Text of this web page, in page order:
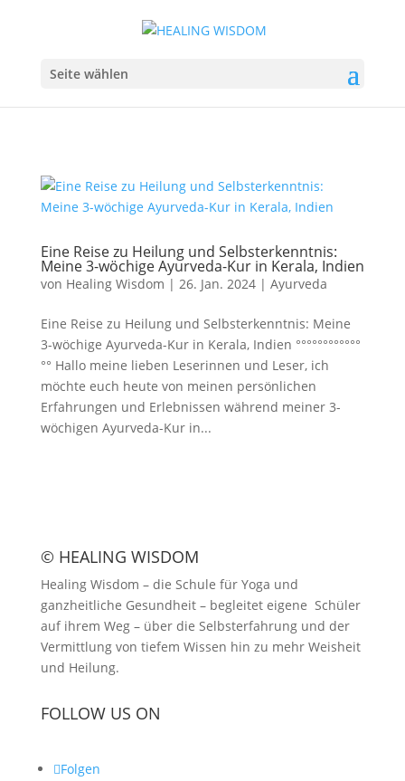
Seite wählen
Eine Reise zu Heilung und Selbsterkenntnis:
Meine 3-wöchige Ayurveda-Kur in Kerala, Indien
von Healing Wisdom | 26. Jan. 2024| Ayurveda
Eine Reise zu Heilung und Selbsterkenntnis: Meine
3-wöchige Ayurveda-Kur in Kerala, Indien °°°°°°°°°°°°
°° Hallo meine lieben Leserinnen und Leser, ich
möchte euch heute von meinen persönlichen
Erfahrungen und Erlebnissen während meiner 3-
wöchigen Ayurveda-Kur in...
© HEALING WISDOM
Healing Wisdom – die Schule für Yoga und
ganzheitliche Gesundheit – begleitet eigene Schüler
auf ihrem Weg – über die Selbsterfahrung und der
Vermittlung von tiefem Wissen hin zu mehr Weisheit
und Heilung.
FOLLOW US ON
Folgen